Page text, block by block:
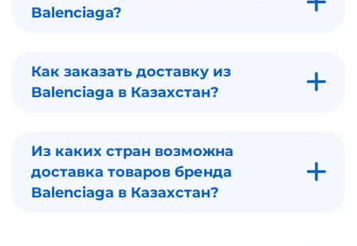
Balenciaga?
Как заказать доставку из
Balenciaga в Казахстан?
Из каких стран возможна
доставка товаров бренда
Balenciaga в Казахстан?